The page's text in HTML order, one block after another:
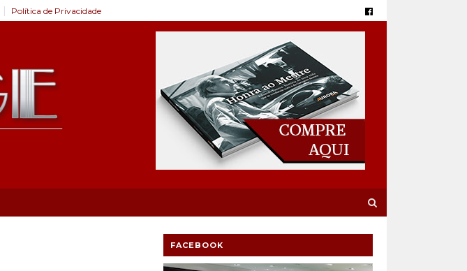
Política de Privacidade
FACEBOOK